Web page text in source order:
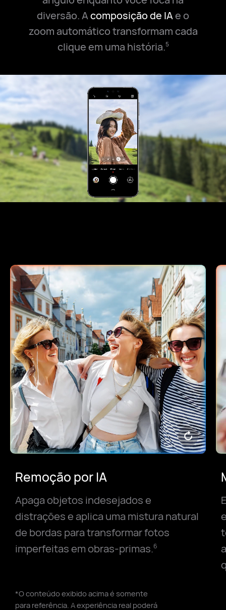
diversão.Acomposição de IAe o
zoom automático transformam cada
clique em uma história.5
Remoção por IA
Apaga objetos indesejados e
distrações e aplica uma mistura natural
de bordas para transformar fotos
imperfeitas em obras-primas.6
*O conteúdo exibido acima é somente
para referência. A experiência real poderá